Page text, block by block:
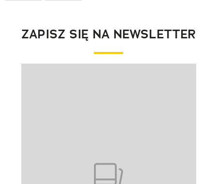
ZAPISZ SIĘ NA NEWSLETTER